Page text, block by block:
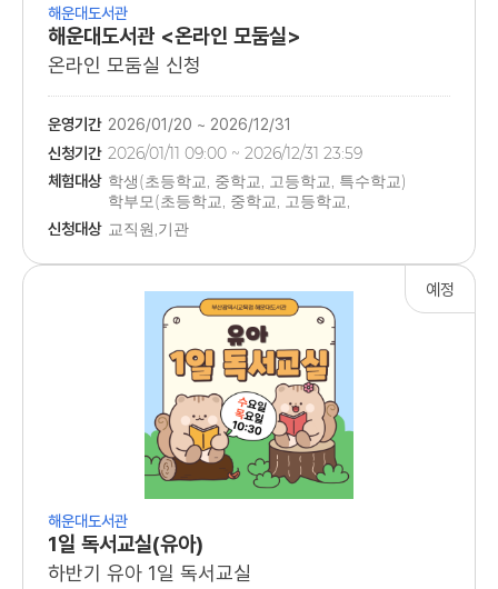
해운대도서관
해운대도서관 <온라인 모둠실>
온라인 모둠실 신청
운영기간 2026/01/20 ~ 2026/12/31
신청기간 2026/01/11 09:00 ~ 2026/12/31 23:59
체험대상 학생(초등학교, 중학교, 고등학교, 특수학교)
학부모(초등학교, 중학교, 고등학교,
특수학교)
가족(초등학교, 중학교, 고등학교, 특수학교)
교직원(초등학교, 중학교, 고등학교,
기관(초등학교, 중학교, 고등학교, 특수학교)
신청대상 교직원,기관
해운대도서관
1일 독서교실(유아)
하반기 유아 1일 독서교실
예정